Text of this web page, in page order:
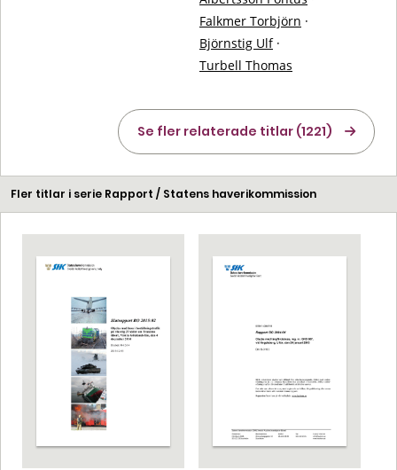
Falkmer Torbjörn ·
Björnstig Ulf ·
Turbell Thomas
Se fler relaterade titlar (1221)
Fler titlar i serie Rapport / Statens haverikommission